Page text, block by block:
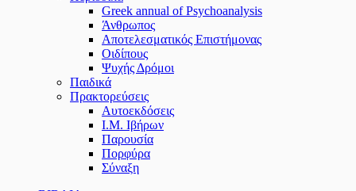
Greek annual of Psychoanalysis
Άνθρωπος
Αποτελεσματικός Επιστήμονας
Οιδίπους
Ψυχής Δρόμοι
Παιδικά
Πρακτoρεύσεις
Αυτοεκδόσεις
Ι.Μ. Ιβήρων
Παρουσία
Πορφύρα
Σύναξη